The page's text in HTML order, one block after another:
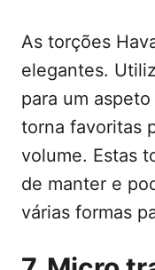
As torções
elegantes.
para um
torna favoritas
volume. Estas
de manter e
várias formas